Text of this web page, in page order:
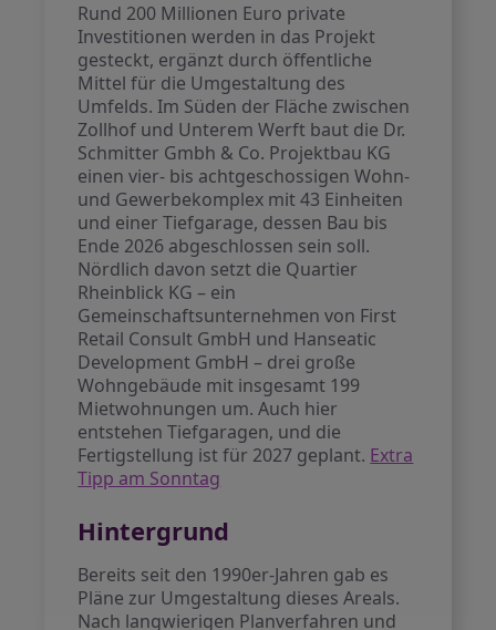
Rund 200 Millionen Euro private
Investitionen werden in das Projekt
gesteckt, ergänzt durch öffentliche
Mittel für die Umgestaltung des
Umfelds. Im Süden der Fläche zwischen
Zollhof und Unterem Werft baut die Dr.
Schmitter Gmbh & Co. Projektbau KG
einen vier- bis achtgeschossigen Wohn-
und Gewerbekomplex mit 43 Einheiten
und einer Tiefgarage, dessen Bau bis
Ende 2026 abgeschlossen sein soll.
Nördlich davon setzt die Quartier
Rheinblick KG – ein
Gemeinschaftsunternehmen von First
Retail Consult GmbH und Hanseatic
Development GmbH – drei große
Wohngebäude mit insgesamt 199
Mietwohnungen um. Auch hier
entstehen Tiefgaragen, und die
Fertigstellung ist für 2027 geplant. Extra
Tipp am Sonntag
Hintergrund
Bereits seit den 1990er-Jahren gab es
Pläne zur Umgestaltung dieses Areals.
Nach langwierigen Planverfahren und